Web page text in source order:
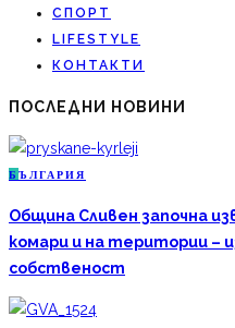
СПОРТ
LIFESTYLE
КОНТАКТИ
ПОСЛЕДНИ НОВИНИ
Б ЪЛГАРИЯ
Община Сливен започна
комари и на територии –
собственост